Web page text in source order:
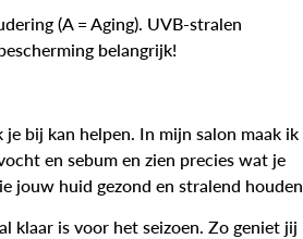
(A = Aging). UVB-stralen
belangrijk!
bij kan helpen. In mijn salon maak ik
en sebum en zien precies wat je
jouw huid gezond en stralend houden.
klaar is voor het seizoen. Zo geniet jij